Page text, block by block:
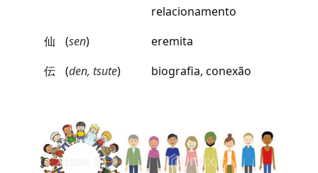
relacionamento
仙
(sen)
eremita
伝
(den, tsute) biografia, conexão